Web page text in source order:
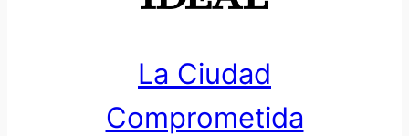
La Ciudad
Comprometida